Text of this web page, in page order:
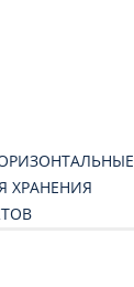
ХРАНЕНИЯ